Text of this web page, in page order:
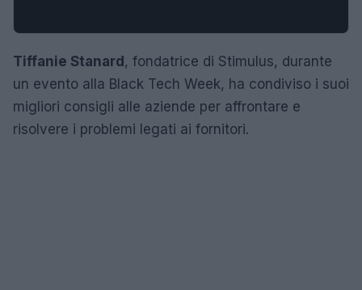
Tiffanie Stanard , fondatrice di Stimulus, durante
un evento alla Black Tech Week, ha condiviso i suoi
migliori consigli alle aziende per affrontare e
risolvere i problemi legati ai fornitori.